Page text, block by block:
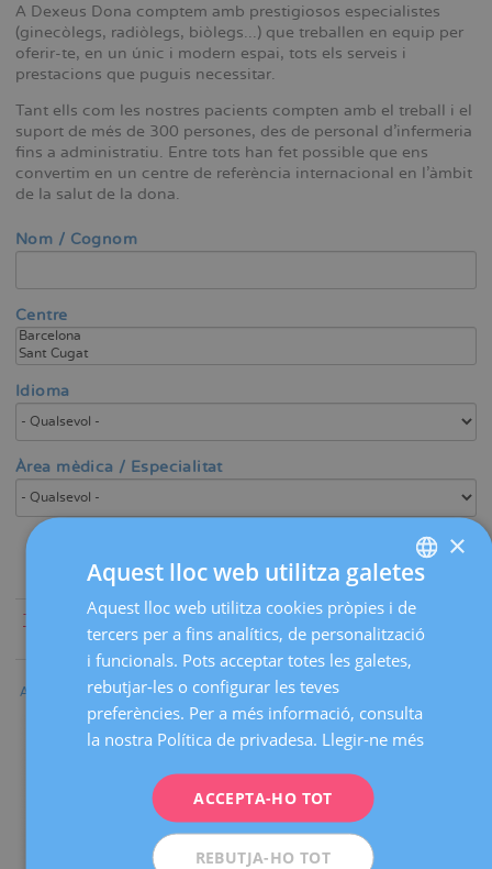
A Dexeus Dona comptem amb prestigiosos especialistes
(ginecòlegs, radiòlegs, biòlegs...) que treballen en equip per
oferir-te, en un únic i modern espai, tots els serveis i
prestacions que puguis necessitar.
Tant ells com les nostres pacients compten amb el treball i el
suport de més de 300 persones, des de personal d'infermeria
fins a administratiu. Entre tots han fet possible que ens
convertim en un centre de referència internacional en l'àmbit
de la salut de la dona.
Nom / Cognom
Centre
Idioma
Àrea mèdica / Especialitat
Tothom | A|B| C|D|E|F|G| H|I|J| K|L|M | N|
Q |R| S|T |U|V|W|X|Y|Z
Angelina Naranjo Boccardo Beatriz Navarro Guri
SPANISH
CATALÀ
FRENCH
×
Aquest lloc web utilitza galetes
Aquest lloc web utilitza cookies pròpies i de
tercers per a fins analítics, de personalització
i funcionals. Pots acceptar totes les galetes,
rebutjar-les o configurar les teves
preferències. Per a més informació, consulta
la nostra Política de privadesa. Llegir-ne més
ACCEPTA-HO TOT
REBUTJA-HO TOT